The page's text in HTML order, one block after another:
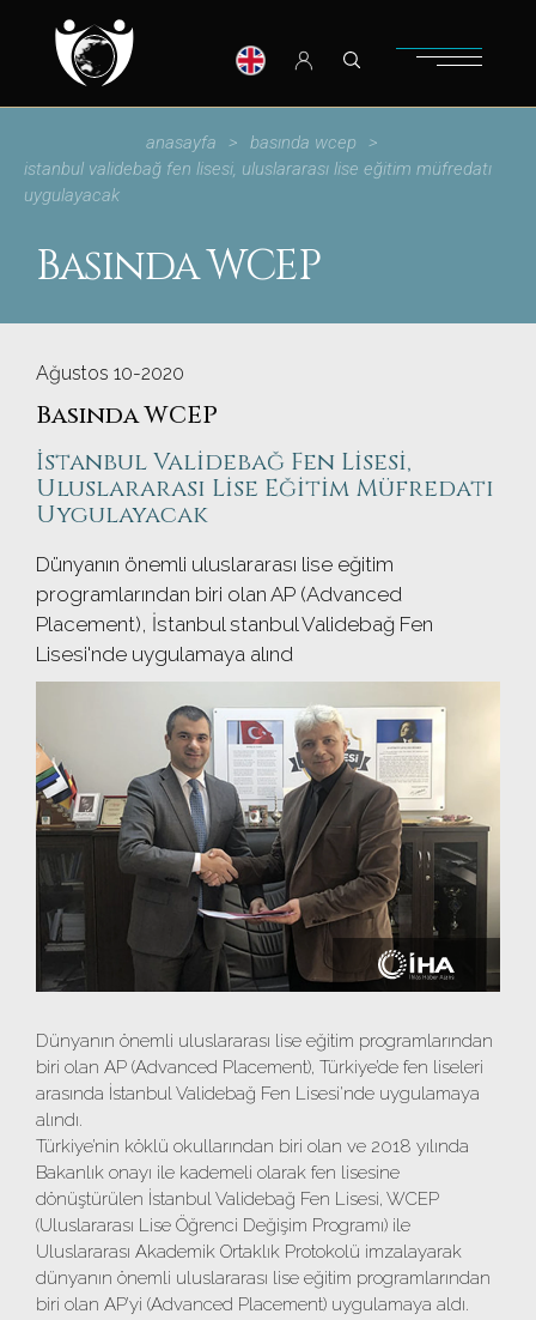
anasayfa
basında wcep
i̇stanbul validebağ fen lisesi, uluslararası lise eğitim müfredatı
uygulayacak
Basında WCEP
Ağustos 10-2020
Basında WCEP
İstanbul Validebağ Fen Lisesi,
Uluslararası Lise Eğitim Müfredatı
Uygulayacak
Dünyanın önemli uluslararası lise eğitim
programlarından biri olan AP (Advanced
Placement), İstanbul stanbul Validebağ Fen
Lisesi'nde uygulamaya alınd
Dünyanın önemli uluslararası lise eğitim programlarından
biri olan AP (Advanced Placement), Türkiye’de fen liseleri
arasında İstanbul Validebağ Fen Lisesi'nde uygulamaya
alındı.
Türkiye’nin köklü okullarından biri olan ve 2018 yılında
Bakanlık onayı ile kademeli olarak fen lisesine
dönüştürülen İstanbul Validebağ Fen Lisesi, WCEP
(Uluslararası Lise Öğrenci Değişim Programı) ile
Uluslararası Akademik Ortaklık Protokolü imzalayarak
dünyanın önemli uluslararası lise eğitim programlarından
biri olan AP’yi (Advanced Placement) uygulamaya aldı.